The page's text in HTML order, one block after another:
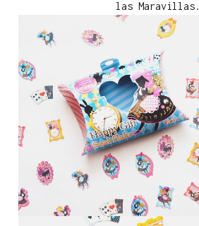
las Maravillas.